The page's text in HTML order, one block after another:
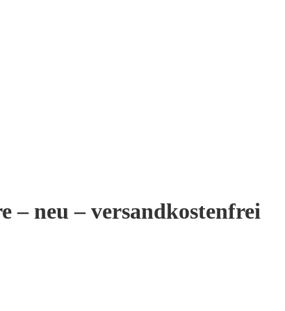
– neu – versandkostenfrei